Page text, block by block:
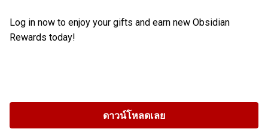
Log in now to enjoy your gifts and earn new Obsidian
Rewards today!
ดาวน์โหลดเลย